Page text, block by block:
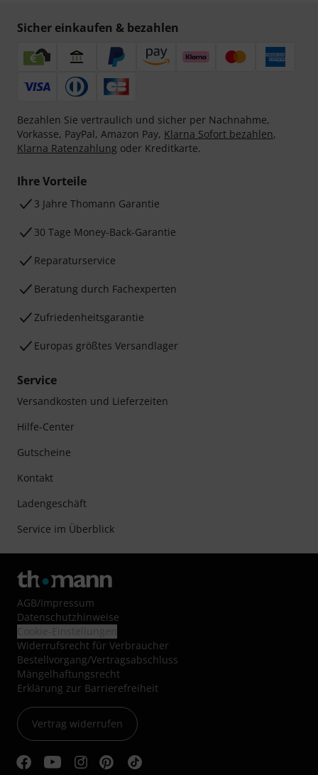
Sicher einkaufen & bezahlen
Bezahlen Sie vertraulich und sicher per Nachnahme,
Vorkasse, PayPal, Amazon Pay, Klarna Sofort bezahlen,
Klarna Ratenzahlung oder Kreditkarte.
Ihre Vorteile
3 Jahre Thomann Garantie
30 Tage Money-Back-Garantie
Reparaturservice
Beratung durch Fachexperten
Zufriedenheitsgarantie
Europas größtes Versandlager
Service
Versandkosten und Lieferzeiten
Hilfe-Center
Gutscheine
Kontakt
Ladengeschäft
Service im Überblick
AGB/Impressum
Datenschutzhinweise
Widerrufsrecht für Verbraucher
Bestellvorgang/Vertragsabschluss
Mängelhaftungsrecht
Erklärung zur Barrierefreiheit
Vertrag widerrufen